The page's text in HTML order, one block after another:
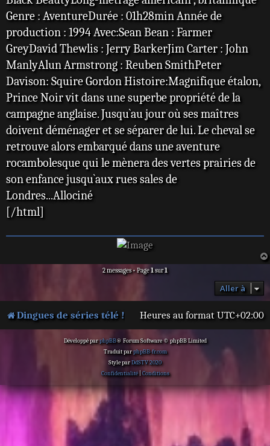
Genre : AventureDurée : 01h28min Année de
production : 1994 Avec:Sean Bean : Farmer
GreyDavid Thewlis : Jerry BarkerJim Carter : John
ManlyAlun Armstrong : Reuben SmithPeter
Davison: Squire Gordon Histoire:Magnifique étalon,
Prince Noir vit dans une superbe propriété de la
campagne anglaise. Jusqu`au jour où ses maîtres
doivent déménager et se séparer de lui. Le cheval se
retrouve alors embarqué dans une aventure
rocambolesque qui le mènera des vertes prairies de
son enfance jusqu`aux rues sales de
Londres...Allociné
[/html]
2 messages • Page1sur1
Aller à
Dingues de séries télé ! Heures au format UTC+02:00
Développé parphpBB® Forum Software © phpBB Limited
Traduit parphpBB-fr.com
Style parDdSTV 2020
Confidentialité|Conditions